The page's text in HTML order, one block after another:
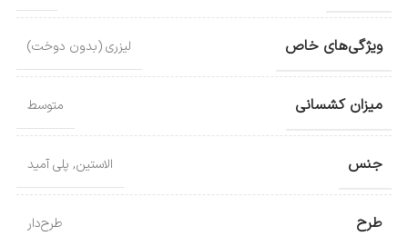
ویژگی‌های خاص لیزری (بدون دوخت)
میزان کشسانی متوسط
جنس الاستین, پلی آمید
طرح طرح‌دار